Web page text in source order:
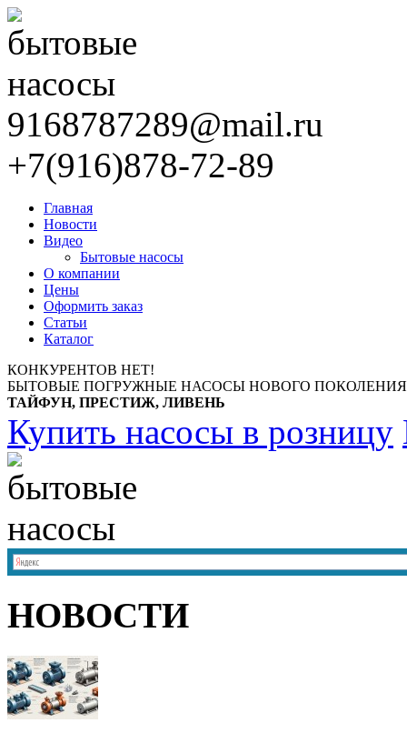
9168787289@mail.ru
+7(916)878-72-89
Главная
Новости
Видео
Бытовые насосы
О компании
Цены
Оформить заказ
Статьи
Каталог
КОНКУРЕНТОВ НЕТ!
БЫТОВЫЕ ПОГРУЖНЫЕ НАСОСЫ НОВОГО
ТАЙФУН, ПРЕСТИЖ, ЛИВЕНЬ
Купить насосы в розницу
НОВОСТИ